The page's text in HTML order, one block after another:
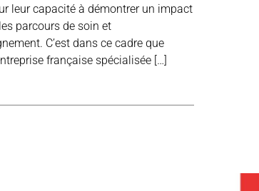
leur capacité à démontrer un impact
parcours de soin et
C’est dans ce cadre que
française spécialisée […]